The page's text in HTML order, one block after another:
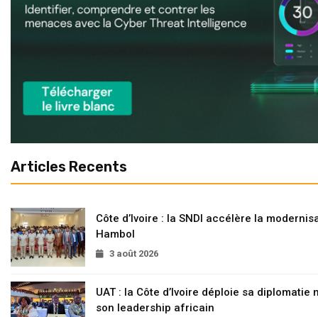
Articles Recents
Côte d’Ivoire : la SNDI accélère la
Hambol
3 août 2026
UAT : la Côte d’Ivoire déploie sa
son leadership africain